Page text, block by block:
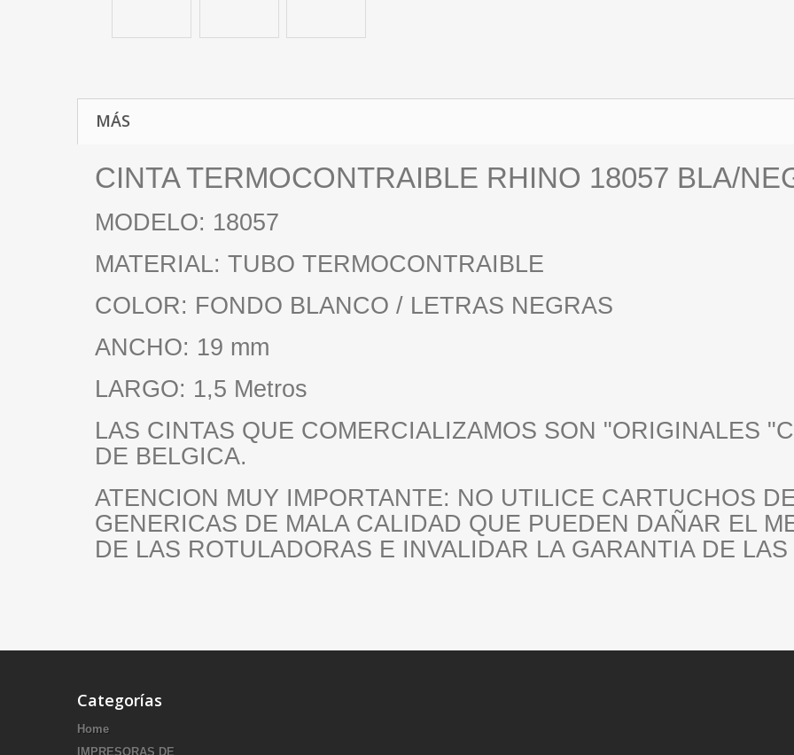
MÁS
CINTA TERMOCONTRAIBLE RHINO 18057 BLA/
MODELO: 18057
MATERIAL: TUBO TERMOCONTRAIBLE
COLOR: FONDO BLANCO / LETRAS NEGRAS
ANCHO: 19 mm
LARGO: 1,5 Metros
LAS CINTAS QUE COMERCIALIZAMOS SON "ORIGINALES "
DE BELGICA.
ATENCION MUY IMPORTANTE: NO UTILICE CARTUCHOS
GENERICAS DE MALA CALIDAD QUE PUEDEN DAÑAR EL
DE LAS ROTULADORAS E INVALIDAR LA GARANTIA DE
Categorías
Home
IMPRESORAS DE